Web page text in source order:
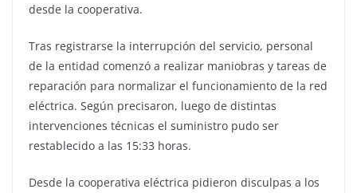
desde la cooperativa.
Tras registrarse la interrupción del servicio, personal
de la entidad comenzó a realizar maniobras y tareas de
reparación para normalizar el funcionamiento de la red
eléctrica. Según precisaron, luego de distintas
intervenciones técnicas el suministro pudo ser
restablecido a las 15:33 horas.
Desde la cooperativa eléctrica pidieron disculpas a los